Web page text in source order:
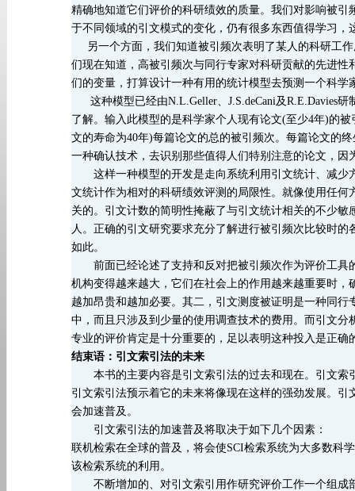
精确地知道它们评价的科研绩效的质量。我们对影响被
于不同领域的引文模式的变化，仍有很多东西值得学习，
另一个方面，我们知道被引频次表明了某人的科研工
们现在知道，高被引频次与同行专家对科研贡献的先进
们的变量，打算设计一种有用的统计模型去预测一个科学
这种模型已经由N.L.Geller、J.S.deCani及R.E.Davies
了解。输入此模型的是科学家个人现有论文(至少4年)的
文的寿命为40年)每篇论文的总的被引频次。每篇论文的
一种确认技术，去识别那些值得人们特别注意的论文，
这样一种模型的开发是走向系统利用引文统计、减少
文统计作为相对的科研绩效评测的局限性。就像使用任
关的。引文计数的简明性掩蔽了与引文统计相关的不少
人。正确的引文研究要求充分了解进行被引频次比较时
如此。
前面已经论述了支持和反对把被引频次作为评价工具
机构变得越来越大，它们在社会上的作用越来越重要时
越加昂贵和越加必要。其二，引文测度被证明是一种同
中，而且只涉及到少量的使用调查技术的费用。而引文
专业的评价肯定是十分重要的，足以表明这种投入是正确
结束语：引文索引法的未来
本书的主要内容是引文索引法的过去和现在。引文索
引文索引法预示着它的未来将像现在这样的强劲发展。
会加速普及。
引文索引法的加速普及将取决于如下几个因素：
联机检索在全球的普及，将会使SCI检索系统为大多数科
该检索系统的利用。
不断增加的、对引文索引用作研究评价工作一个组成